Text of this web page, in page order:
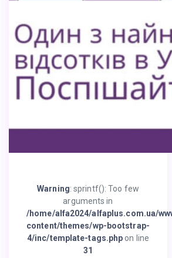
Warning: sprintf(): Too few
arguments in
/home/alfa2024/alfaplus.com.ua/
content/themes/wp-bootstrap-
4/inc/template-tags.php on line
31